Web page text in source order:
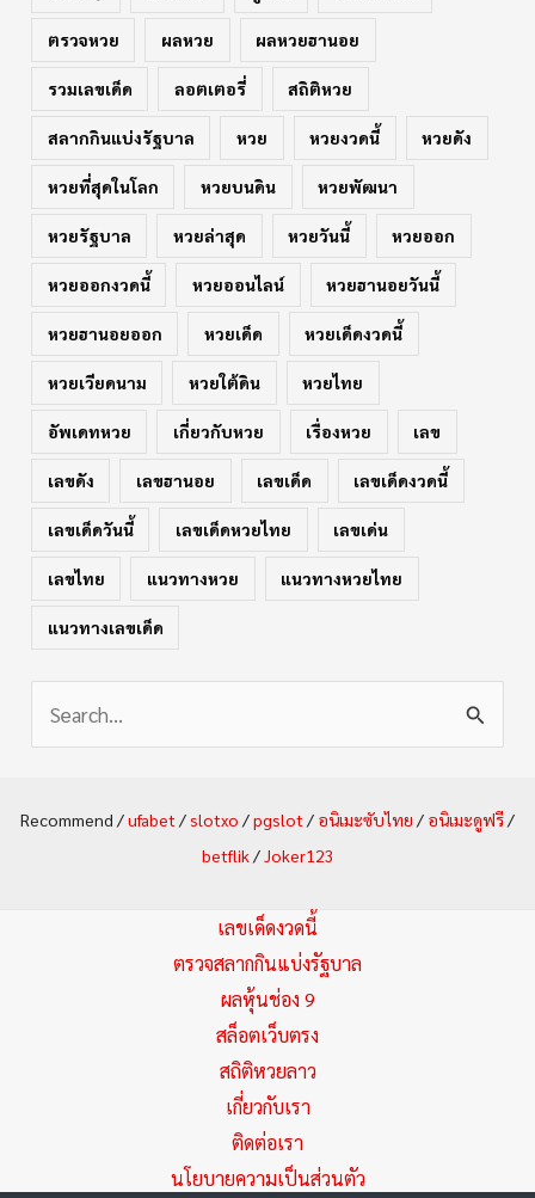
ตรวจหวย ผลหวย ผลหวยฮานอย
รวมเลขเด็ด ลอตเตอรี่ สถิติหวย
สลากกินแบ่งรัฐบาล หวย หวยงวดนี้ หวยดัง
หวยที่สุดในโลก หวยบนดิน หวยพัฒนา
หวยรัฐบาล หวยล่าสุด หวยวันนี้ หวยออก
หวยออกงวดนี้ หวยออนไลน์ หวยฮานอยวันนี้
หวยฮานอยออก หวยเด็ด หวยเด็ดงวดนี้
หวยเวียดนาม หวยใต้ดิน หวยไทย
อัพเดทหวย เกี่ยวกับหวย เรื่องหวย เลข
เลขดัง เลขฮานอย เลขเด็ด เลขเด็ดงวดนี้
เลขเด็ดวันนี้ เลขเด็ดหวยไทย เลขเด่น
เลขไทย แนวทางหวย แนวทางหวยไทย
แนวทางเลขเด็ด
Recommend /ufabet /slotxo /pgslot / อนิเมะซับไทย / อนิเมะดูฟรี/
betflik/Joker123
เลขเด็ดงวดนี้
ตรวจสลากกินแบ่งรัฐบาล
ผลหุ้นช่อง 9
สล็อตเว็บตรง
สถิติหวยลาว
เกี่ยวกับเรา
ติดต่อเรา
นโยบายความเป็นส่วนตัว